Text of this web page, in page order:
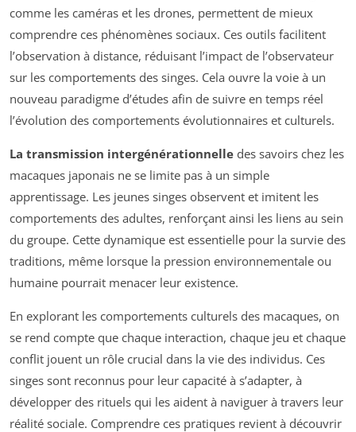
comme les caméras et les drones, permettent de mieux
comprendre ces phénomènes sociaux. Ces outils facilitent
l’observation à distance, réduisant l’impact de l’observateur
sur les comportements des singes. Cela ouvre la voie à un
nouveau paradigme d’études afin de suivre en temps réel
l’évolution des comportements évolutionnaires et culturels.
La transmission intergénérationnelle des savoirs chez les
macaques japonais ne se limite pas à un simple
apprentissage. Les jeunes singes observent et imitent les
comportements des adultes, renforçant ainsi les liens au sein
du groupe. Cette dynamique est essentielle pour la survie des
traditions, même lorsque la pression environnementale ou
humaine pourrait menacer leur existence.
En explorant les comportements culturels des macaques, on
se rend compte que chaque interaction, chaque jeu et chaque
conflit jouent un rôle crucial dans la vie des individus. Ces
singes sont reconnus pour leur capacité à s’adapter, à
développer des rituels qui les aident à naviguer à travers leur
réalité sociale. Comprendre ces pratiques revient à découvrir